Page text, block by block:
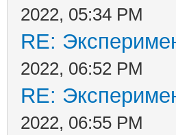
2022, 05:34 PM
RE:
2022, 06:52 PM
RE:
2022, 06:55 PM